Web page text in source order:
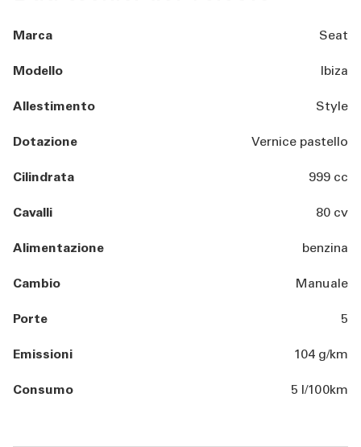
Marca Seat
Modello Ibiza
Allestimento Style
Dotazione Vernice pastello
Cilindrata 999 cc
Cavalli 80 cv
Alimentazione benzina
Cambio Manuale
Porte 5
Emissioni 104 g/km
Consumo 5 l/100km